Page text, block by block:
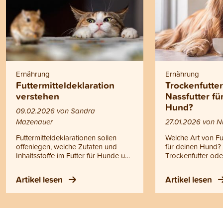
Ernährung
Futtermitteldeklaration
verstehen
09.02.2026 von Sandra
Mazenauer
Futtermitteldeklarationen sollen
offenlegen, welche Zutaten und
Inhaltsstoffe im Futter für Hunde und
Tierhalterinnen und Tierhalter
wissen nicht, worauf sie achten
Artikel lesen
Ernährung
Nassfutter
Hund?
27.01.2026 von
Welche Art von
für deinen
Trockenfutter
des
mit allen
Artikel lesen